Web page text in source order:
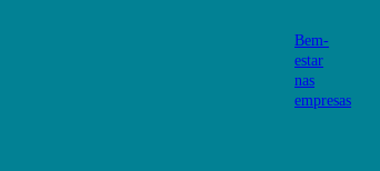
Bem-
estar
nas
empresas